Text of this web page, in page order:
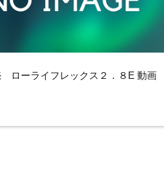
ローライフレックス２．８E 動画